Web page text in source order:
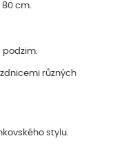
cm.
různých
stylu.